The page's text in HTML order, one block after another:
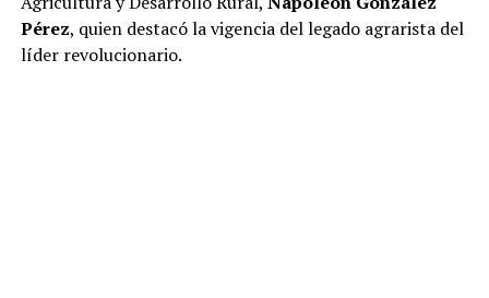
Pérez, quien destacó la vigencia del legado agrarista del
líder revolucionario.